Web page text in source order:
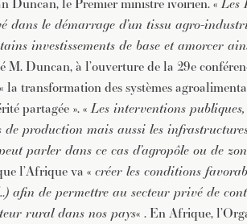
dans le démarrage d’un tissu agro-
investissements de base et amorcer
M. Duncan, à l’ouverture de la 29e
la transformation des systèmes
partagée ». «Les interventions
production mais aussi les
parler dans ce cas d’agropôle ou de
l’Afrique va « créer les conditions
afin de permettre au secteur privé de
rural dans nos pays« . En Afrique,